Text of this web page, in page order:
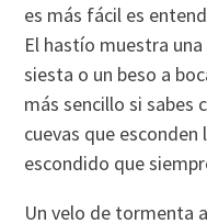
es más fácil es
El hastí­o muestra
siesta o un beso a
más sencillo si sabes
cuevas que
escondido que
Un velo de tormenta